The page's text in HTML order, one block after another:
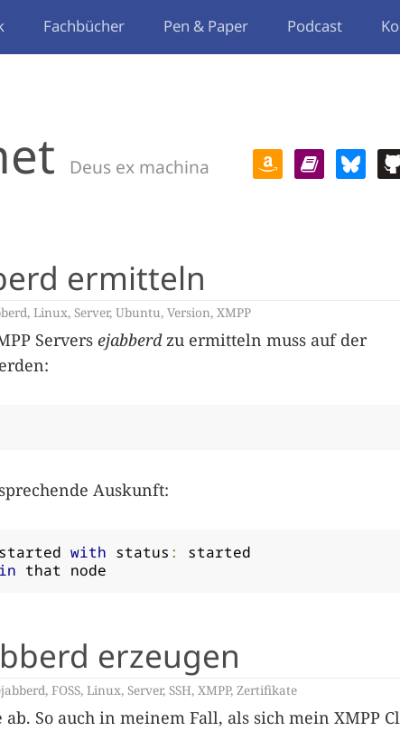
Fachbücher Pen & Paper Podcast
Deus ex machina
ermitteln
, Linux, Server, Ubuntu, Version, XMPP
Servers ejabberdzu ermitteln muss auf der
Auskunft:
started with status :
started
in that node
erzeugen
, FOSS, Linux, Server, SSH, XMPP, Zertifikate
So auch in meinem Fall, als sich mein XMPP